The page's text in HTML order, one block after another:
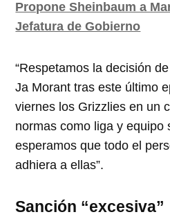
Propone Sheinbaum a
Jefatura de Gobierno
“Respetamos la decisión
Ja Morant tras este último
viernes los Grizzlies en un
normas como liga y equipo
esperamos que todo el
adhiera a ellas”.
Sanción “excesiva”